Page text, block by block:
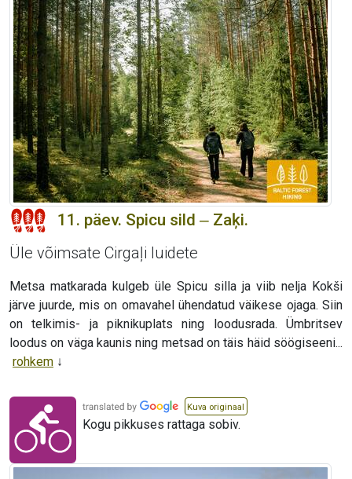
11. päev. Spicu sild ‒ Zaķi.
Üle võimsate Cirgaļi luidete
Metsa matkarada kulgeb üle Spicu silla ja viib nelja Kokši
järve juurde, mis on omavahel ühendatud väikese ojaga. Siin
on telkimis- ja piknikuplats ning loodusrada. Ümbritsev
loodus on väga kaunis ning metsad on täis häid söögiseeni...
rohkem
Kuva originaal
Kogu pikkuses rattaga sobiv.